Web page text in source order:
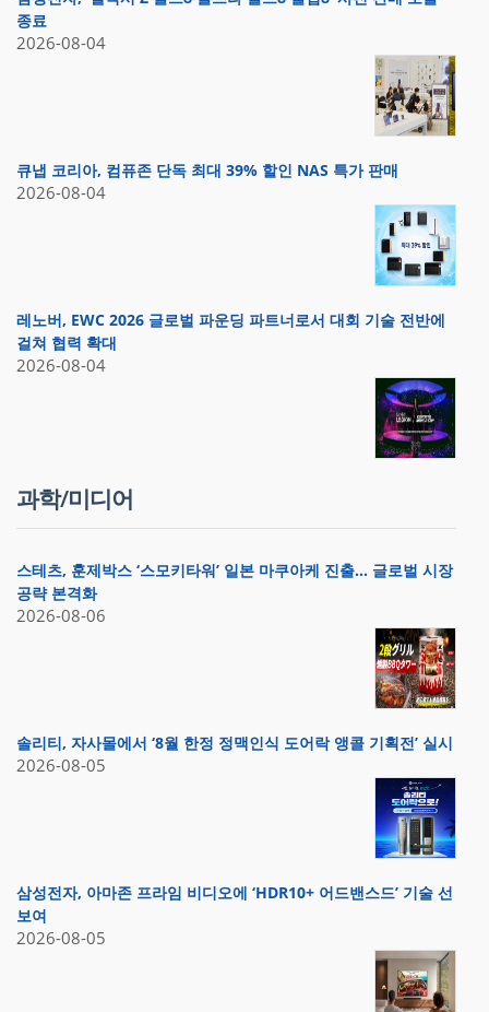
종료
2026-08-04
큐냅 코리아, 컴퓨존 단독 최대 39% 할인 NAS 특가 판매
2026-08-04
레노버, EWC 2026 글로벌 파운딩 파트너로서 대회 기술 전반에
걸쳐 협력 확대
2026-08-04
과학/미디어
스테츠, 훈제박스 ‘스모키타워’ 일본 마쿠아케 진출… 글로벌 시장
공략 본격화
2026-08-06
솔리티, 자사몰에서 ‘8월 한정 정맥인식 도어락 앵콜 기획전’ 실시
2026-08-05
삼성전자, 아마존 프라임 비디오에 ‘HDR10+ 어드밴스드’ 기술 선
보여
2026-08-05